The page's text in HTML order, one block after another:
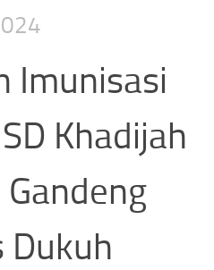
Imunisasi
Khadijah
Dukuh